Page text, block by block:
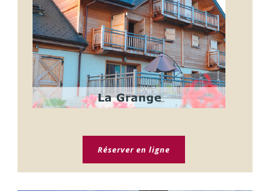
Réserver en ligne